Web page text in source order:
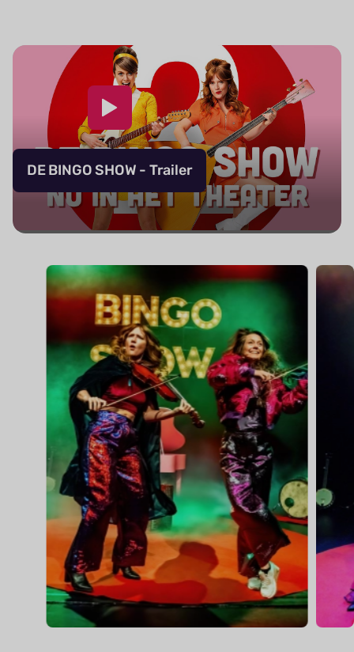
DE BINGO SHOW - Trailer